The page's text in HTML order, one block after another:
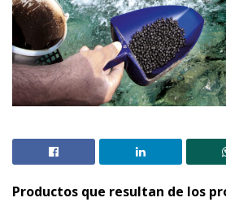
Productos que resultan de los